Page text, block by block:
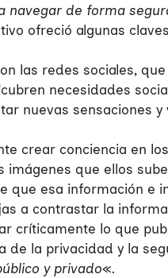
navegar de forma
ofreció algunas
las redes sociales, que
necesidades
nuevas sensaciones y
crear conciencia en
imágenes que ellos
que esa información e
a contrastar la
críticamente lo que
de la privacidad y la
y privado«.